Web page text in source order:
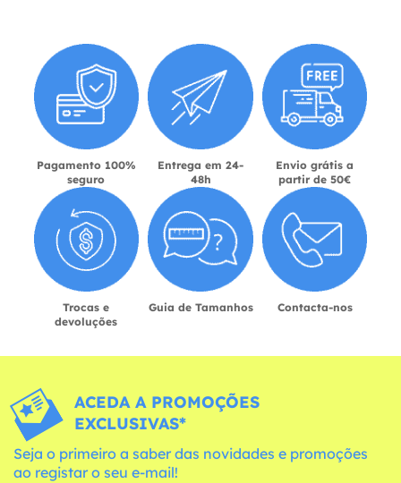
Pagamento 100%
seguro
Entrega em 24-
48h
Envio grátis a
partir de 50€
Trocas e
devoluções
Guia de Tamanhos Contacta-nos
ACEDA A PROMOÇÕES
EXCLUSIVAS*
Seja o primeiro a saber das novidades e promoções
ao registar o seu e-mail!